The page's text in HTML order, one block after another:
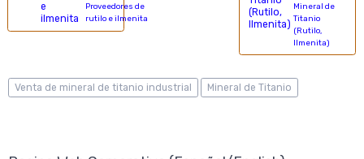
Proveedores de
rutilo e ilmenita
Mineral de
Titanio
(Rutilo,
Ilmenita)
Venta de mineral de titanio industrial Mineral de Titanio